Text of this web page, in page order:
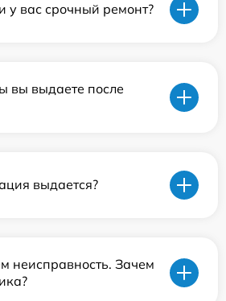
у вас срочный ремонт?
вы выдаете после
выдается?
неисправность. Зачем